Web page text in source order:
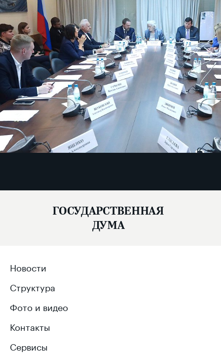
ГОСУДАРСТВЕННАЯ
ДУМА
Новости
Структура
Фото и видео
Контакты
Сервисы